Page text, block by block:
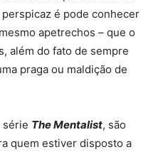
é pode conhecer
apetrechos – que o
além do fato de sempre
praga ou maldição de
série The Mentalist, são
quem estiver disposto a